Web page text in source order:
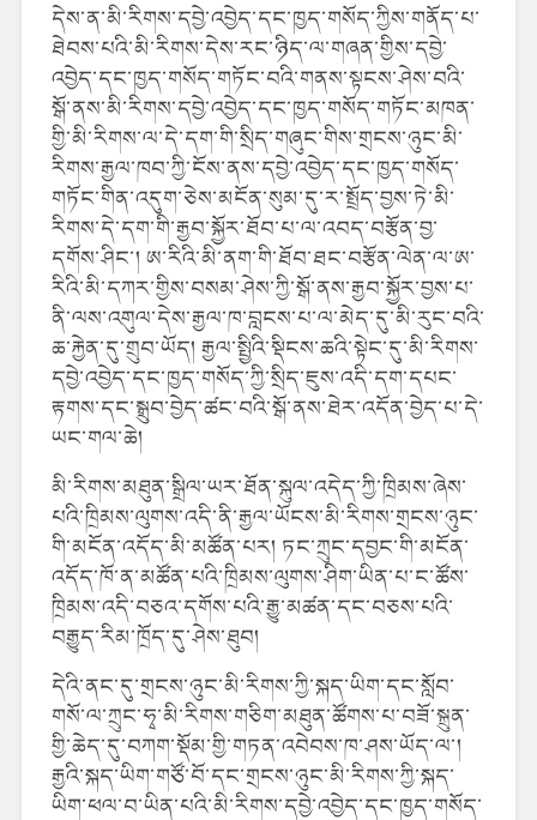
དེས་ན་མི་རིགས་དབྱེ་འབྱེད་དང་ཁྱད་གསོད་ཀྱིས་གནོད་པ་
ཐེབས་པའི་མི་རིགས་དེས་རང་ཉིད་ལ་གཞན་གྱིས་དབྱེ་
འབྱེད་དང་ཁྱད་གསོད་གཏོང་བའི་གནས་སྟངས་ཤེས་བའི་
སྒོ་ནས་མི་རིགས་དབྱེ་འབྱེད་དང་ཁྱད་གསོད་གཏོང་མཁན་
གྱི་མི་རིགས་ལ་དེ་དག་གི་སྲིད་གཞུང་གིས་གྲངས་ཉུང་མི་
རིགས་རྒྱལ་ཁབ་ཀྱི་ངོས་ནས་དབྱེ་འབྱེད་དང་ཁྱད་གསོད་
གཏོང་གིན་འདུག་ཅེས་མངོན་སུམ་དུ་ར་སྤྲོད་བྱས་ཏེ་མི་
རིགས་དེ་དག་གི་རྒྱབ་སྐྱོར་ཐོབ་པ་ལ་འབད་བརྩོན་བྱ་
དགོས་ཤིང་། ཨ་རིའི་མི་ནག་གི་ཐོབ་ཐང་བརྩོན་ལེན་ལ་ཨ་
རིའི་མི་དཀར་གྱིས་བསམ་ཤེས་ཀྱི་སྒོ་ནས་རྒྱབ་སྐྱོར་བྱས་པ་
ནི་ལས་འགུལ་དེས་རྒྱལ་ཁ་བླངས་པ་ལ་མེད་དུ་མི་རུང་བའི་
ཆ་རྐྱེན་དུ་གྲུབ་ཡོད། རྒྱལ་སྤྱིའི་སྡིངས་ཆའི་སྟེང་དུ་མི་རིགས་
དབྱེ་འབྱེད་དང་ཁྱད་གསོད་ཀྱི་སྲིད་ཇུས་འདི་དག་དཔང་
རྟགས་དང་སྒྲུབ་བྱེད་ཚང་བའི་སྒོ་ནས་ཐེར་འདོན་བྱེད་པ་དེ་
ཡང་གལ་ཆེ།
མི་རིགས་མཐུན་སྒྲིལ་ཡར་ཐོན་སྐུལ་འདེད་ཀྱི་ཁྲིམས་ཞེས་
པའི་ཁྲིམས་ལུགས་འདི་ནི་རྒྱལ་ཡོངས་མི་རིགས་གྲངས་ཉུང་
གི་མངོན་འདོད་མི་མཚོན་པར། ཏང་ཀྲུང་དབྱང་གི་མངོན་
འདོད་ཁོ་ན་མཚོན་པའི་ཁྲིམས་ལུགས་ཤིག་ཡིན་པ་ང་ཚོས་
ཁྲིམས་འདི་བཅའ་དགོས་པའི་རྒྱུ་མཚན་དང་བཅས་པའི་
བརྒྱུད་རིམ་ཁྲོད་དུ་ཤེས་ཐུབ།
དེའི་ནང་དུ་གྲངས་ཉུང་མི་རིགས་ཀྱི་སྐད་ཡིག་དང་སློབ་
གསོ་ལ་ཀྲུང་ཧྭ་མི་རིགས་གཅིག་མཐུན་ཚོགས་པ་བཟོ་སྐྲུན་
གྱི་ཆེད་དུ་བཀག་སྡོམ་གྱི་གཏན་འབེབས་ཁ་ཤས་ཡོད་ལ་།
རྒྱའི་སྐད་ཡིག་གཙོ་བོ་དང་གྲངས་ཉུང་མི་རིགས་ཀྱི་སྐད་
ཡིག་ཕལ་བ་ཡིན་པའི་མི་རིགས་དབྱེ་འབྱེད་དང་ཁྱད་གསོད་